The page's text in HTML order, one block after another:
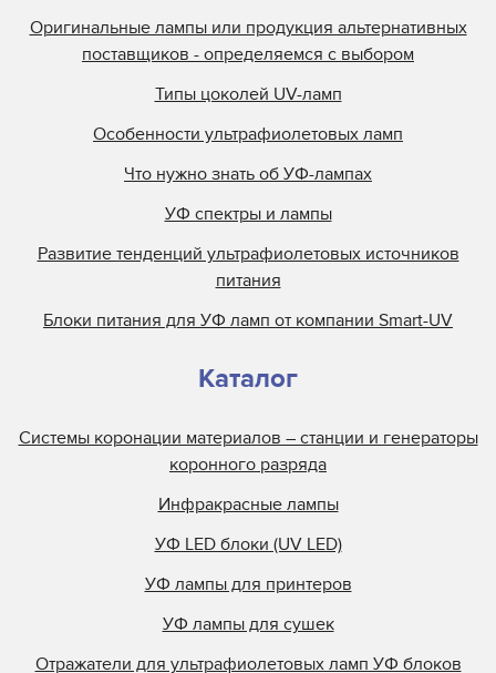
Оригинальные лампы или продукция альтернативных
поставщиков - определяемся с выбором
Типы цоколей UV-ламп
Особенности ультрафиолетовых ламп
Что нужно знать об УФ-лампах
УФ спектры и лампы
Развитие тенденций ультрафиолетовых источников
питания
Блоки питания для УФ ламп от компании Smart-UV
Каталог
Системы коронации материалов – станции и генераторы
коронного разряда
Инфракрасные лампы
УФ LED блоки (UV LED)
УФ лампы для принтеров
УФ лампы для сушек
Отражатели для ультрафиолетовых ламп УФ блоков